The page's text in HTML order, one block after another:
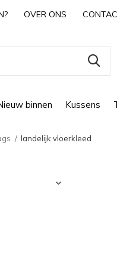
binnen Kussens
OVER ONS
landelijk vloerkleed